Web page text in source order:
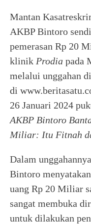
Mantan
AKBP Bintoro
pemerasan Rp 20
klinik Prodia pada
melalui unggahan
di
26 Januari 2024
AKBP Bintoro
Miliar: Itu Fitnah
Dalam
Bintoro
uang Rp 20 Miliar
sangat membuka
untuk dilakukan